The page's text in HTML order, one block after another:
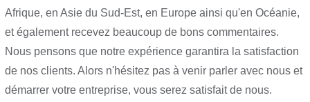
Afrique, en Asie du Sud-Est, en Europe ainsi qu'en Océanie,
et également recevez beaucoup de bons commentaires.
Nous pensons que notre expérience garantira la satisfaction
de nos clients. Alors n'hésitez pas à venir parler avec nous et
démarrer votre entreprise, vous serez satisfait de nous.